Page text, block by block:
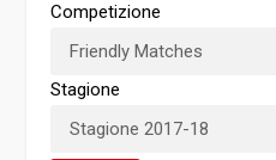
Competizione
Stagione